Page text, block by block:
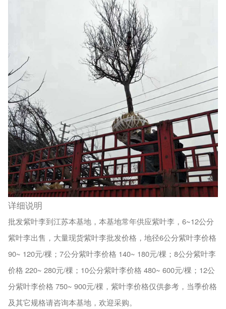
详细说明
批发紫叶李到江苏本基地，本基地常年供应紫叶李， 6~12公分
紫叶李出售，大量现货紫叶李批发价格， 地径6公分紫叶李价格
90~ 120元/棵；7公分紫叶李价格 140~ 180元/棵；8公分紫叶李
价格 220~ 280元/棵；10公分紫叶李价格 480~ 600元/棵；12公
分紫叶李价格 750~ 900元/棵， 紫叶李价格仅供参考，当季价格
及其它规格请咨询本基地，欢迎采购。